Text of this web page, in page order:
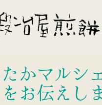
かマルシ
をお伝えし